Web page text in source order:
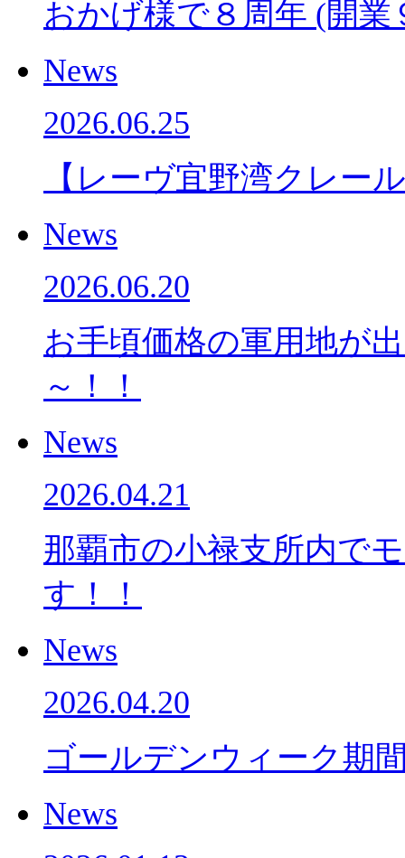
おかげ様で８周年 (
News
2026.06.25
【レーヴ宜野湾クレー
News
2026.06.20
お手頃価格の軍用地が
～！！
News
2026.04.21
那覇市の小禄支所内で
す！！
News
2026.04.20
ゴールデンウィーク期
News